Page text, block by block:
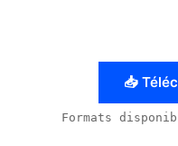
📥
Formats